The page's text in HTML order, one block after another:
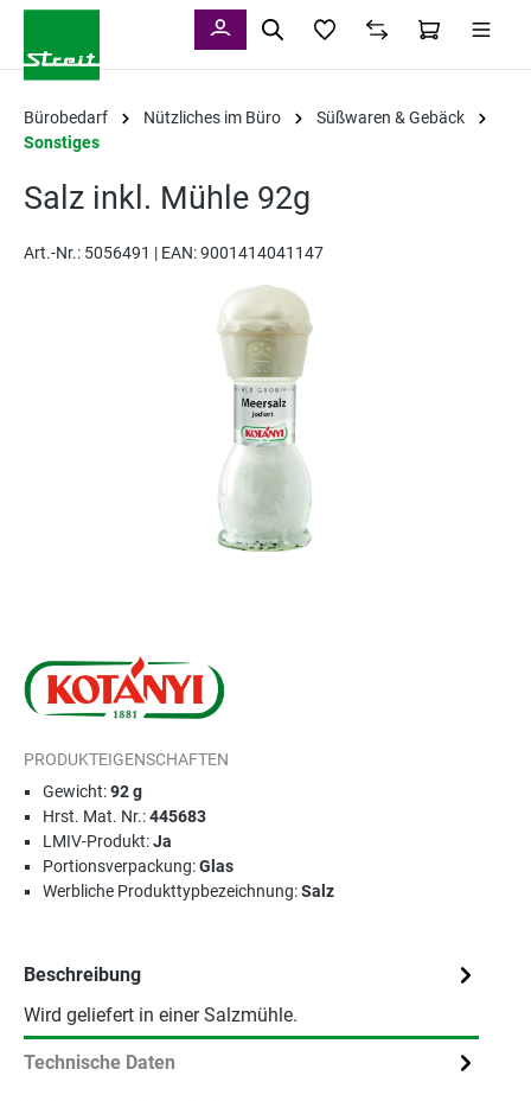
Bürobedarf Nützliches im Büro
Süßwaren & Gebäck
Sonstiges
Salz inkl. Mühle 92g
Art.-Nr.: 5056491 | EAN: 9001414041147
PRODUKTEIGENSCHAFTEN
Gewicht:92 g
Hrst. Mat. Nr.:445683
LMIV-Produkt:Ja
Portionsverpackung:Glas
Werbliche Produkttypbezeichnung:Salz
Beschreibung
Wird geliefert in einer Salzmühle.
Technische Daten